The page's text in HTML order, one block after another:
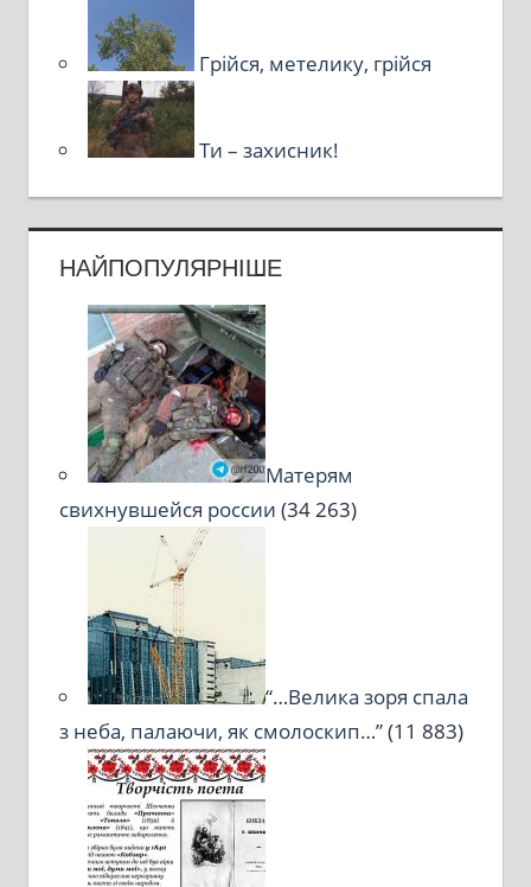
Грійся, метелику, грійся
Ти – захисник!
НАЙПОПУЛЯРНІШЕ
Матерям
свихнувшейся россии (34 263)
“…Велика зоря спала
з неба, палаючи, як смолоскип…”(11 883)